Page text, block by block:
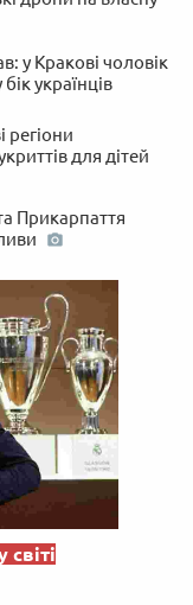
у Кракові чоловік
українців
для дітей
Прикарпаття